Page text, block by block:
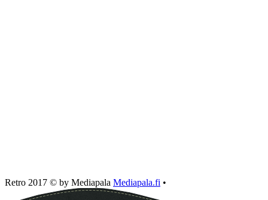
Retro 2017 © by Mediapala Mediapala.fi •